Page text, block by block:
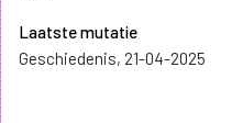
Laatste mutatie
Geschiedenis, 21-04-2025